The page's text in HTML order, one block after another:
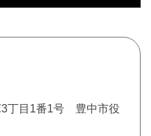
丁目1番1号 豊中市役